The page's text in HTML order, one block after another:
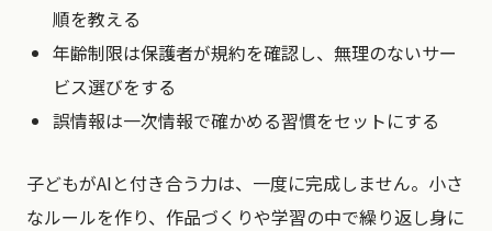
順を教える
年齢制限は保護者が規約を確認し、無理のないサー
ビス選びをする
誤情報は一次情報で確かめる習慣をセットにする
子どもがAIと付き合う力は、一度に完成しません。小さ
なルールを作り、作品づくりや学習の中で繰り返し身に